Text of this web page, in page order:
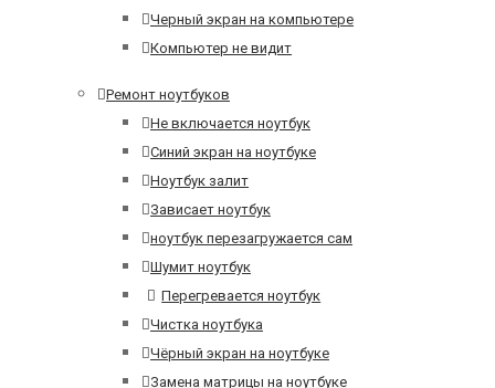
Черный экран на компьютере
Компьютер не видит
Ремонт ноутбуков
Не включается ноутбук
Синий экран на ноутбуке
Ноутбук залит
Зависает ноутбук
ноутбук перезагружается сам
Шумит ноутбук
Перегревается ноутбук
Чистка ноутбука
Чёрный экран на ноутбуке
Замена матрицы на ноутбуке